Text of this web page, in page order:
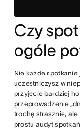
Czy
ogóle
Nie każde
uczestniczysz w
przyjęcie bardziej
przeprowadzenie „
trochę strasznie, ale
prostu audyt